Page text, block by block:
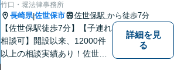
竹口・堀法律事務所
長崎県|佐世保市 佐世保駅 から徒歩7分
【佐世保駅徒歩7分】【子連れ
相談可】開設以来、12000件
以上の相談実績あり！佐世保
詳細を見
る